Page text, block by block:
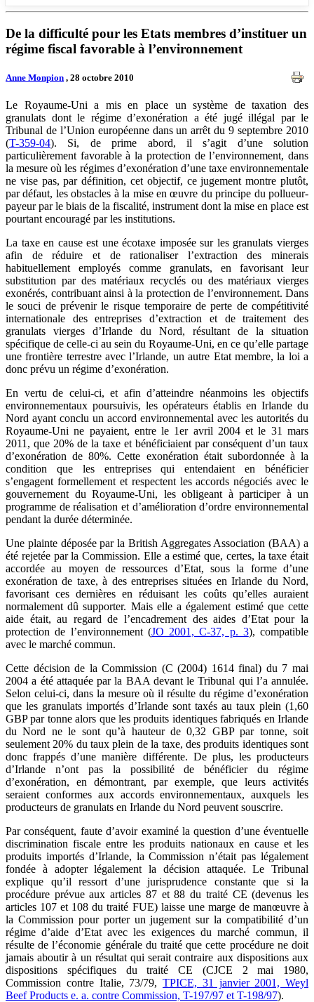
De la difficulté pour les Etats membres d’instituer un
régime fiscal favorable à l’environnement
Anne Monpion , 28 octobre 2010
Le Royaume-Uni a mis en place un système de taxation des
granulats dont le régime d’exonération a été jugé illégal par le
Tribunal de l’Union européenne dans un arrêt du 9 septembre 2010
(T-359-04). Si, de prime abord, il s’agit d’une solution
particulièrement favorable à la protection de l’environnement, dans
la mesure où les régimes d’exonération d’une taxe environnementale
ne vise pas, par définition, cet objectif, ce jugement montre plutôt,
par défaut, les obstacles à la mise en œuvre du principe du pollueur-
payeur par le biais de la fiscalité, instrument dont la mise en place est
pourtant encouragé par les institutions.
La taxe en cause est une écotaxe imposée sur les granulats vierges
afin de réduire et de rationaliser l’extraction des minerais
habituellement employés comme granulats, en favorisant leur
substitution par des matériaux recyclés ou des matériaux vierges
exonérés, contribuant ainsi à la protection de l’environnement. Dans
le souci de prévenir le risque temporaire de perte de compétitivité
internationale des entreprises d’extraction et de traitement des
granulats vierges d’Irlande du Nord, résultant de la situation
spécifique de celle-ci au sein du Royaume-Uni, en ce qu’elle partage
une frontière terrestre avec l’Irlande, un autre Etat membre, la loi a
donc prévu un régime d’exonération.
En vertu de celui-ci, et afin d’atteindre néanmoins les objectifs
environnementaux poursuivis, les opérateurs établis en Irlande du
Nord ayant conclu un accord environnemental avec les autorités du
Royaume-Uni ne payaient, entre le 1er avril 2004 et le 31 mars
2011, que 20% de la taxe et bénéficiaient par conséquent d’un taux
d’exonération de 80%. Cette exonération était subordonnée à la
condition que les entreprises qui entendaient en bénéficier
s’engagent formellement et respectent les accords négociés avec le
gouvernement du Royaume-Uni, les obligeant à participer à un
programme de réalisation et d’amélioration d’ordre environnemental
pendant la durée déterminée.
Une plainte déposée par la British Aggregates Association (BAA) a
été rejetée par la Commission. Elle a estimé que, certes, la taxe était
accordée au moyen de ressources d’Etat, sous la forme d’une
exonération de taxe, à des entreprises situées en Irlande du Nord,
favorisant ces dernières en réduisant les coûts qu’elles auraient
normalement dû supporter. Mais elle a également estimé que cette
aide était, au regard de l’encadrement des aides d’Etat pour la
protection de l’environnement (JO 2001, C-37, p. 3), compatible
avec le marché commun.
Cette décision de la Commission (C (2004) 1614 final) du 7 mai
2004 a été attaquée par la BAA devant le Tribunal qui l’a annulée.
Selon celui-ci, dans la mesure où il résulte du régime d’exonération
que les granulats importés d’Irlande sont taxés au taux plein (1,60
GBP par tonne alors que les produits identiques fabriqués en Irlande
du Nord ne le sont qu’à hauteur de 0,32 GBP par tonne, soit
seulement 20% du taux plein de la taxe, des produits identiques sont
donc frappés d’une manière différente. De plus, les producteurs
d’Irlande n’ont pas la possibilité de bénéficier du régime
d’exonération, en démontrant, par exemple, que leurs activités
seraient conformes aux accords environnementaux, auxquels les
producteurs de granulats en Irlande du Nord peuvent souscrire.
Par conséquent, faute d’avoir examiné la question d’une éventuelle
discrimination fiscale entre les produits nationaux en cause et les
produits importés d’Irlande, la Commission n’était pas légalement
fondée à adopter légalement la décision attaquée. Le Tribunal
explique qu’il ressort d’une jurisprudence constante que si la
procédure prévue aux articles 87 et 88 du traité CE (devenus les
articles 107 et 108 du traité FUE) laisse une marge de manœuvre à
la Commission pour porter un jugement sur la compatibilité d’un
régime d’aide d’Etat avec les exigences du marché commun, il
résulte de l’économie générale du traité que cette procédure ne doit
jamais aboutir à un résultat qui serait contraire aux dispositions aux
dispositions spécifiques du traité CE (CJCE 2 mai 1980,
Commission contre Italie, 73/79, TPICE, 31 janvier 2001, Weyl
Beef Products e. a. contre Commission, T-197/97 et T-198/97).